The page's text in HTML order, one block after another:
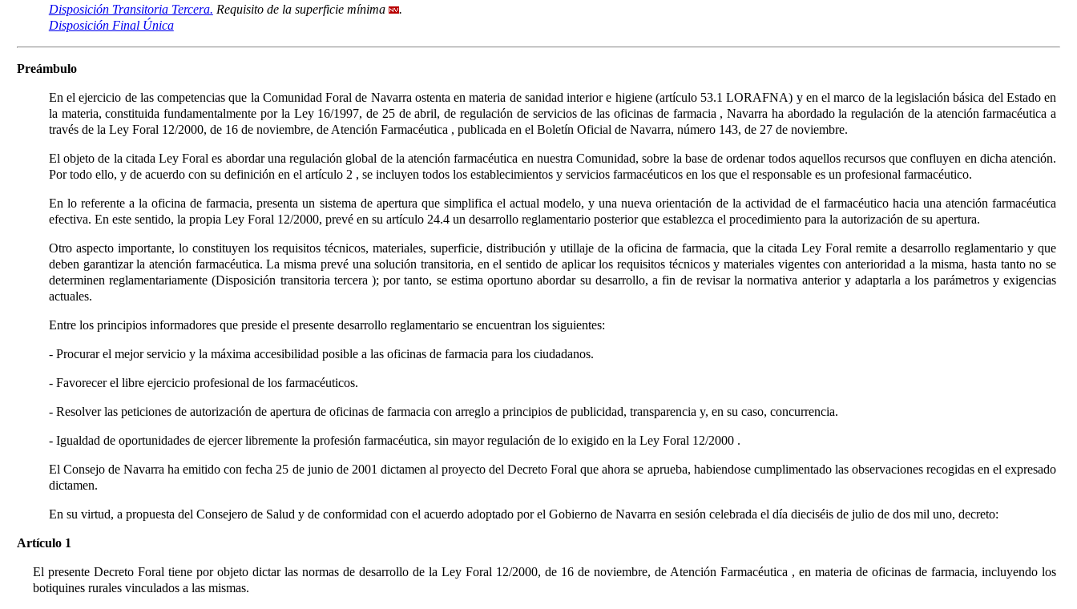
Disposición Transitoria Tercera. Requisito de la superficie mínima
.
Disposición Final Única
Preámbulo
En el ejercicio de las competencias que la Comunidad Foral de Navarra ostenta en materia de sanidad interior e higiene (artículo 53.1 LORAFNA) y en el marco de la legislación básica del Estado en
la materia, constituida fundamentalmente por la Ley 16/1997, de 25 de abril, de regulación de servicios de las oficinas de farmacia , Navarra ha abordado la regulación de la atención farmacéutica a
través de la Ley Foral 12/2000, de 16 de noviembre, de Atención Farmacéutica , publicada en el Boletín Oficial de Navarra, número 143, de 27 de noviembre.
El objeto de la citada Ley Foral es abordar una regulación global de la atención farmacéutica en nuestra Comunidad, sobre la base de ordenar todos aquellos recursos que confluyen en dicha atención.
Por todo ello, y de acuerdo con su definición en el artículo 2 , se incluyen todos los establecimientos y servicios farmacéuticos en los que el responsable es un profesional farmacéutico.
En lo referente a la oficina de farmacia, presenta un sistema de apertura que simplifica el actual modelo, y una nueva orientación de la actividad de el farmacéutico hacia una atención farmacéutica
efectiva. En este sentido, la propia Ley Foral 12/2000, prevé en su artículo 24.4 un desarrollo reglamentario posterior que establezca el procedimiento para la autorización de su apertura.
Otro aspecto importante, lo constituyen los requisitos técnicos, materiales, superficie, distribución y utillaje de la oficina de farmacia, que la citada Ley Foral remite a desarrollo reglamentario y que
deben garantizar la atención farmacéutica. La misma prevé una solución transitoria, en el sentido de aplicar los requisitos técnicos y materiales vigentes con anterioridad a la misma, hasta tanto no se
determinen reglamentariamente (Disposición transitoria tercera ); por tanto, se estima oportuno abordar su desarrollo, a fin de revisar la normativa anterior y adaptarla a los parámetros y exigencias
actuales.
Entre los principios informadores que preside el presente desarrollo reglamentario se encuentran los siguientes:
- Procurar el mejor servicio y la máxima accesibilidad posible a las oficinas de farmacia para los ciudadanos.
- Favorecer el libre ejercicio profesional de los farmacéuticos.
- Resolver las peticiones de autorización de apertura de oficinas de farmacia con arreglo a principios de publicidad, transparencia y, en su caso, concurrencia.
- Igualdad de oportunidades de ejercer libremente la profesión farmacéutica, sin mayor regulación de lo exigido en la Ley Foral 12/2000 .
El Consejo de Navarra ha emitido con fecha 25 de junio de 2001 dictamen al proyecto del Decreto Foral que ahora se aprueba, habiendose cumplimentado las observaciones recogidas en el expresado
dictamen.
En su virtud, a propuesta del Consejero de Salud y de conformidad con el acuerdo adoptado por el Gobierno de Navarra en sesión celebrada el día dieciséis de julio de dos mil uno, decreto:
Artículo 1
El presente Decreto Foral tiene por objeto dictar las normas de desarrollo de la Ley Foral 12/2000, de 16 de noviembre, de Atención Farmacéutica , en materia de oficinas de farmacia, incluyendo los
botiquines rurales vinculados a las mismas.